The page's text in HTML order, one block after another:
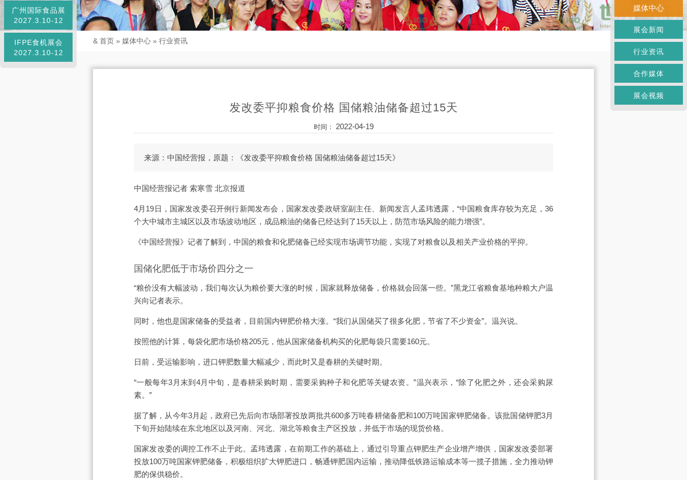
广州国际食品展
2027.3.10-12
IFPE食机展会
2027.3.10-12
& 首页 » 媒体中心 » 行业资讯
发改委平抑粮食价格 国储粮油储备超过15天
时间： 2022-04-19
来源：中国经营报，原题：《发改委平抑粮食价格 国储粮油储备超过15天》
中国经营报记者 索寒雪 北京报道
4月19日，国家发改委召开例行新闻发布会，国家发改委政研室副主任、新闻发言人孟玮透露，“中国粮食库存较为充足，36
个大中城市主城区以及市场波动地区，成品粮油的储备已经达到了15天以上，防范市场风险的能力增强”。
《中国经营报》记者了解到，中国的粮食和化肥储备已经实现市场调节功能，实现了对粮食以及相关产业价格的平抑。
国储化肥低于市场价四分之一
“粮价没有大幅波动，我们每次认为粮价要大涨的时候，国家就释放储备，价格就会回落一些。”黑龙江省粮食基地种粮大户温
兴向记者表示。
同时，他也是国家储备的受益者，目前国内钾肥价格大涨。“我们从国储买了很多化肥，节省了不少资金”。温兴说。
按照他的计算，每袋化肥市场价格205元，他从国家储备机构买的化肥每袋只需要160元。
日前，受运输影响，进口钾肥数量大幅减少，而此时又是春耕的关键时期。
“一般每年3月末到4月中旬，是春耕采购时期，需要采购种子和化肥等关键农资。”温兴表示，“除了化肥之外，还会采购尿
素。”
据了解，从今年3月起，政府已先后向市场部署投放两批共600多万吨春耕储备肥和100万吨国家钾肥储备。该批国储钾肥3月
下旬开始陆续在东北地区以及河南、河北、湖北等粮食主产区投放，并低于市场的现货价格。
国家发改委的调控工作不止于此。孟玮透露，在前期工作的基础上，通过引导重点钾肥生产企业增产增供，国家发改委部署
投放100万吨国家钾肥储备，积极组织扩大钾肥进口，畅通钾肥国内运输，推动降低铁路运输成本等一揽子措施，全力推动钾
肥的保供稳价。
媒体中心
展会新闻
行业资讯
合作媒体
展会视频